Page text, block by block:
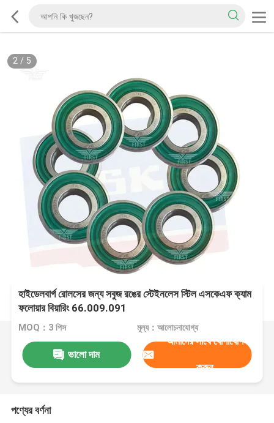
2/ 5
হাইডেলবার্গ রোলসের জন্য সবুজ রঙের স্টেইনলেস স্টিল এসকেএফ ক্যাম
ফলোয়ার বিয়ারিং 66.009.091
MOQ：3 পিস মূল্য：আলোচনাযোগ্য
ভালো দাম
আমাদের সাথে যোগাযোগ
করুন
পণ্যের বর্ণনা